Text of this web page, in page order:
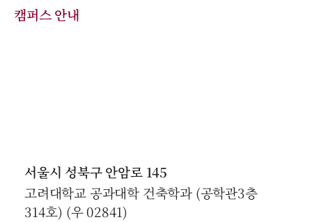
캠퍼스 안내
서울시 성북구 안암로 145
고려대학교 공과대학 건축학과 (공학관3층
314호) (우 02841)